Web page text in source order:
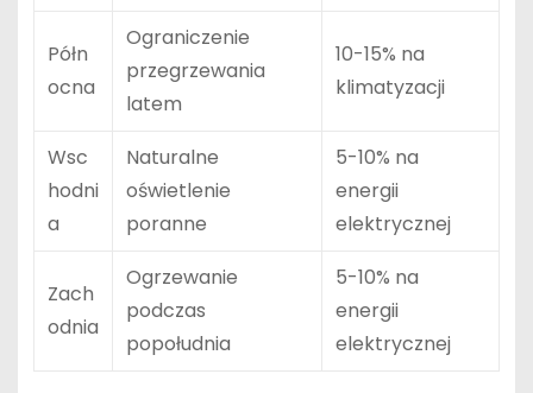
Półn
ocna
Ograniczenie
przegrzewania
latem
10-15% na
klimatyzacji
Wsc
hodni
a
Naturalne
oświetlenie
poranne
5-10% na
energii
elektrycznej
Zach
odnia
Ogrzewanie
podczas
popołudnia
5-10% na
energii
elektrycznej